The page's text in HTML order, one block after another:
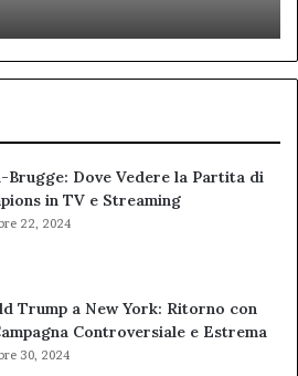
ai
Brugge: Dove Vedere la Partita di
in TV e Streaming
22, 2024
Trump a New York: Ritorno con
Controversiale e Estrema
30, 2024